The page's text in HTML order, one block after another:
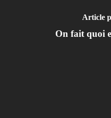
Article
On fait quoi